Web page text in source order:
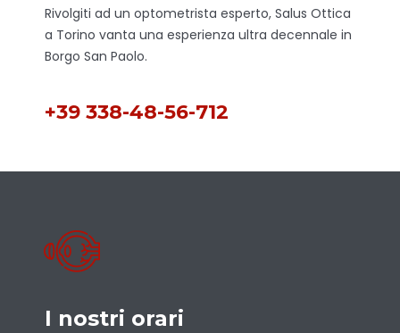
Rivolgiti ad un optometrista esperto, Salus Ottica
a Torino vanta una esperienza ultra decennale in
Borgo San Paolo.
+39 338-48-56-712
I nostri orari